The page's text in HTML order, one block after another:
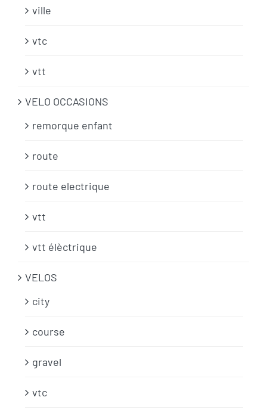
ville
vtc
vtt
VELO OCCASIONS
remorque enfant
route
route electrique
vtt
vtt élèctrique
VELOS
city
course
gravel
vtc